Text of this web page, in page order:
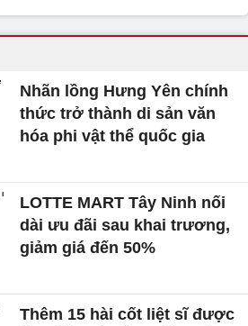
Nhãn lồng Hưng Yên chính
thức trở thành di sản văn
hóa phi vật thể quốc gia
LOTTE MART Tây Ninh nối
dài ưu đãi sau khai trương,
giảm giá đến 50%
Thêm 15 hài cốt liệt sĩ được